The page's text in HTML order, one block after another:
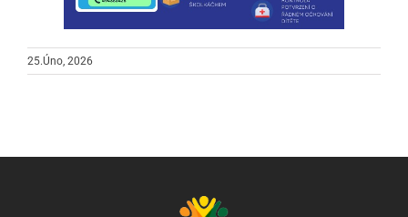
25.Úno, 2026